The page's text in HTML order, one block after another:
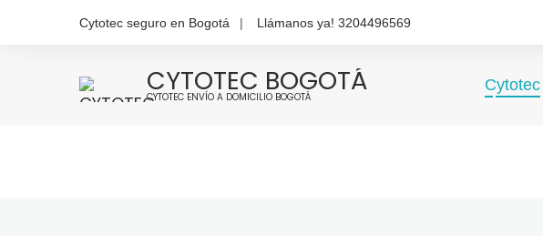
Cytotec seguro en Bogotá Llámanos ya! 3204496569
CYTOTEC BOGOTÁ
CYTOTEC ENVÍO A DOMICILIO BOGOTÁ
Cytotec